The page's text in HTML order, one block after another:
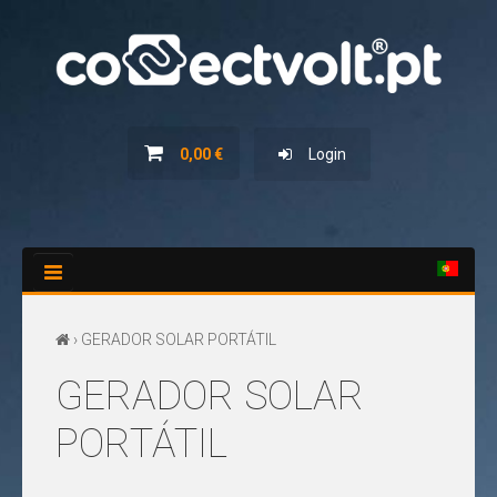
0,00 € Login
HOME
CATÁLOGOS
› GERADOR SOLAR PORTÁTIL
GERADOR SOLAR
PORTÁTIL